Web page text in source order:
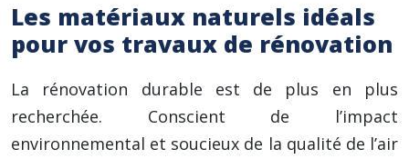
Les matériaux naturels idéals
pour vos travaux de rénovation
La rénovation durable est de plus en plus
recherchée. Conscient de l’impact
environnemental et soucieux de la qualité de l’air